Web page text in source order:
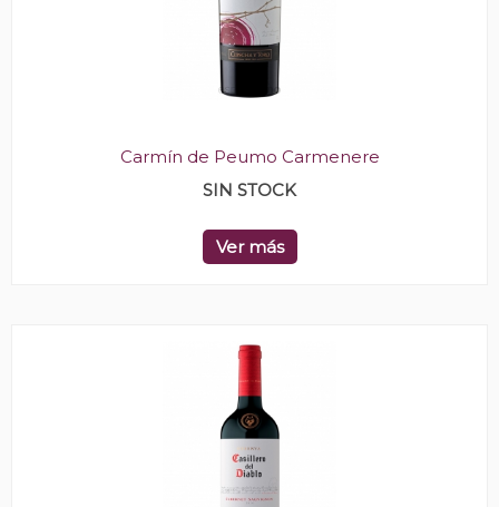
Carmín de Peumo Carmenere
SIN STOCK
Ver más